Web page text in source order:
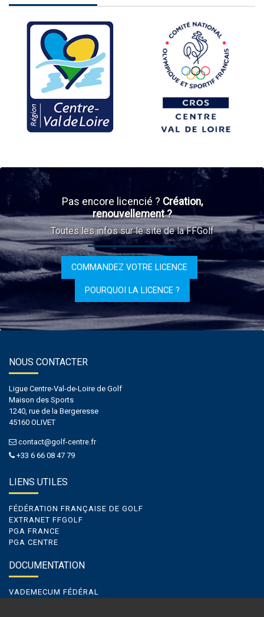
Pas encore licencié ? Création,
renouvellement ?
Toutes les infos sur le site de la FFGolf
COMMANDEZ VOTRE LICENCE
POURQUOI LA LICENCE ?
NOUS CONTACTER
Ligue Centre-Val-de-Loire de Golf
Maison des Sports
1240, rue de la Bergeresse
45160 OLIVET
contact@golf-centre.fr
+33 6 66 08 47 79
LIENS UTILES
FÉDÉRATION FRANÇAISE DE GOLF
EXTRANET FFGOLF
PGA FRANCE
PGA CENTRE
DOCUMENTATION
VADEMECUM FÉDÉRAL